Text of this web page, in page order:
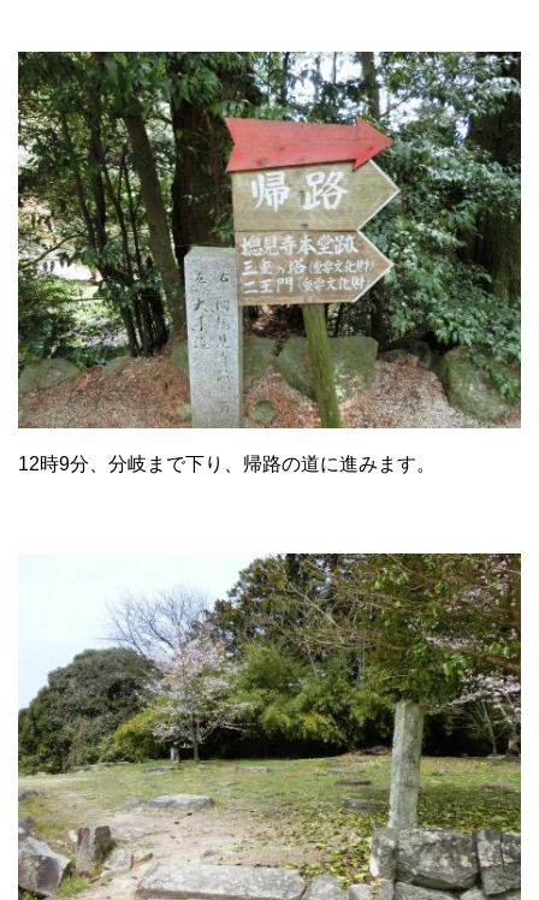
12時9分、分岐まで下り、帰路の道に進みます。